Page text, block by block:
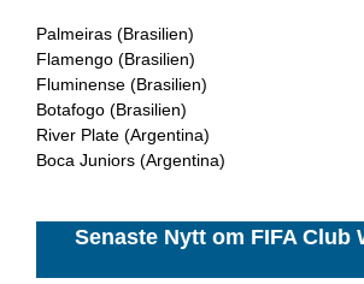
Palmeiras (Brasilien)
Flamengo (Brasilien)
Fluminense (Brasilien)
Botafogo (Brasilien)
River Plate (Argentina)
Boca Juniors (Argentina)
Senaste Nytt om FIFA Club